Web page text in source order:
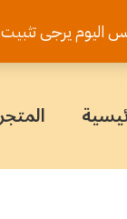
الطلب قبل الساعة 17:00 -